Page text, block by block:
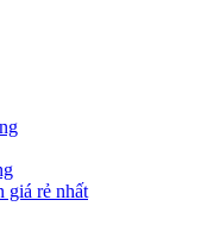
giá rẻ nhất